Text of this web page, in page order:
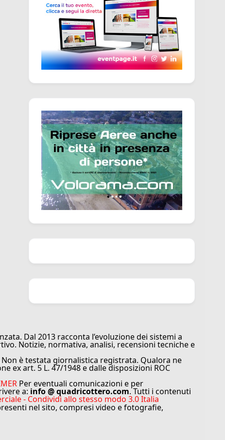
Dal 2013 racconta l’evoluzione dei sistemi a
Notizie, normativa, analisi, recensioni tecniche e
è testata giornalistica registrata. Qualora ne
ex art. 5 L. 47/1948 e dalle disposizioni ROC
Per eventuali comunicazioni e per
a: info @ quadricottero.com. Tutti i contenuti
- Condividi allo stesso modo 3.0 Italia
nel sito, compresi video e fotografie,